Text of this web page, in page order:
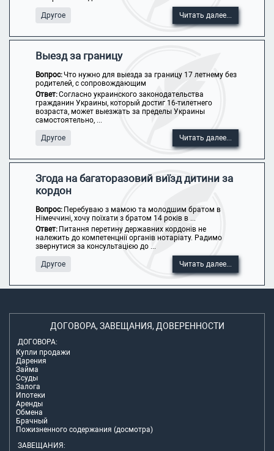
Другое Читать далее...
Выезд за границу
Вопрос:Что нужно для выезда за границу 17 летнему без
родителей, с сопровождающим
Ответ:Согласно украинского законодательства
гражданин Украины, который достиг 16-тилетнего
возраста, может выезжать за пределы Украины
самостоятельно, ...
Другое Читать далее...
Згода на багаторазовий виїзд дитини за
кордон
Вопрос: Перебуваю з мамою та молодшим братом в
Німеччині, хочу поїхати з братом 14 років в ...
Ответ: Питання перетину державних кордонів не
належить до компетенцнії органів нотаріату. Радимо
звернутися за консультацією до ...
Другое Читать далее...
ДОГОВОРА, ЗАВЕЩАНИЯ, ДОВЕРЕННОСТИ
ДОГОВОРА:
Купли продажи
Дарения
Займа
Ссуды
Залога
Ипотеки
Аренды
Обмена
Брачный
Пожизненного содержания (досмотра)
ЗАВЕЩАНИЯ: